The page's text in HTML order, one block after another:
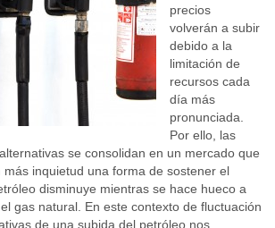
precios
volverán a subir
debido a la
limitación de
recursos cada
día más
pronunciada.
Por ello, las
se consolidan en un mercado que
más inquietud una forma de sostener el
disminuye mientras se hace hueco a
gas natural. En este contexto de fluctuación
de una subida del petróleo nos